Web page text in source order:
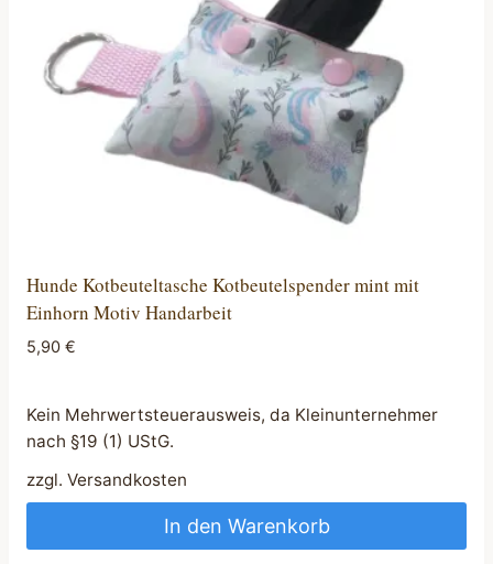
Hunde Kotbeuteltasche Kotbeutelspender mint mit
Einhorn Motiv Handarbeit
5,90 €
Kein Mehrwertsteuerausweis, da Kleinunternehmer
nach §19 (1) UStG.
zzgl. Versandkosten
In den Warenkorb